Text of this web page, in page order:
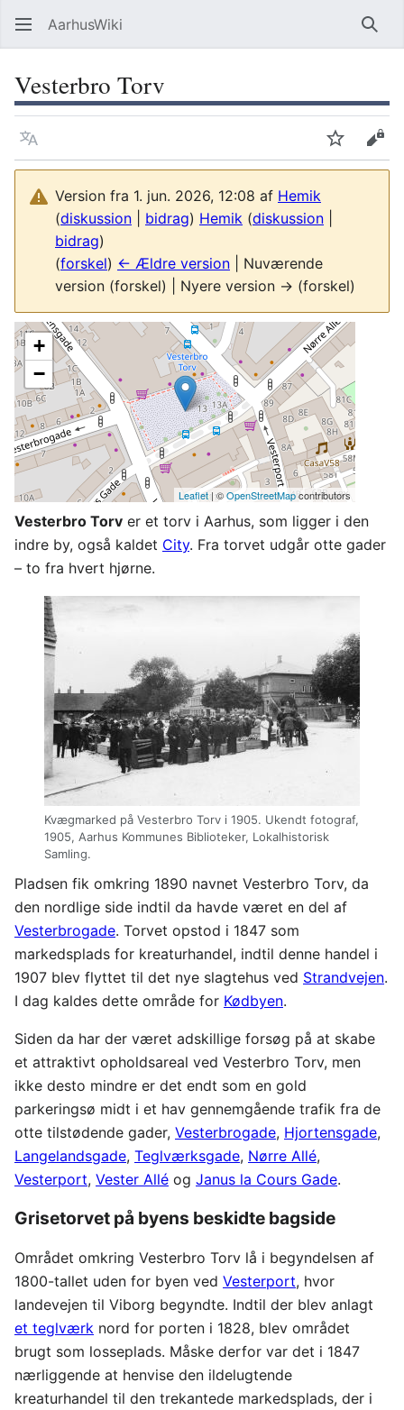
AarhusWiki Søg
Vesterbro Torv
Sprog OvervågVis
Version fra 1. jun. 2026, 12:08 af Hemik
(diskussion bidrag) Hemik (diskussion
bidrag)
(forskel) ← Ældre version | Nuværende
version (forskel) | Nyere version → (forskel)
+
−
Leaflet| ©OpenStreetMapcontributors
Vesterbro Torv er et torv i Aarhus, som ligger i den
indre by, også kaldet City. Fra torvet udgår otte gader
– to fra hvert hjørne.
Kvægmarked på Vesterbro Torv i 1905. Ukendt fotograf,
1905, Aarhus Kommunes Biblioteker, Lokalhistorisk
Samling.
Pladsen fik omkring 1890 navnet Vesterbro Torv, da
den nordlige side indtil da havde været en del af
Vesterbrogade. Torvet opstod i 1847 som
markedsplads for kreaturhandel, indtil denne handel i
1907 blev flyttet til det nye slagtehus ved Strandvejen.
I dag kaldes dette område for Kødbyen.
Siden da har der været adskillige forsøg på at skabe
et attraktivt opholdsareal ved Vesterbro Torv, men
ikke desto mindre er det endt som en gold
parkeringsø midt i et hav gennemgående trafik fra de
otte tilstødende gader, Vesterbrogade, Hjortensgade,
Langelandsgade, Teglværksgade, Nørre Allé,
Vesterport, Vester Allé og Janus la Cours Gade.
Grisetorvet på byens beskidte bagside
Området omkring Vesterbro Torv lå i begyndelsen af
1800-tallet uden for byen ved Vesterport, hvor
landevejen til Viborg begyndte. Indtil der blev anlagt
et teglværk nord for porten i 1828, blev området
brugt som losseplads. Måske derfor var det i 1847
nærliggende at henvise den ildelugtende
kreaturhandel til den trekantede markedsplads, der i